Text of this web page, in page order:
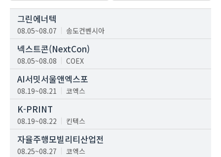
그린에너텍
08.05~08.07 송도컨벤시아
넥스트콘(NextCon)
08.05~08.08 COEX
AI서밋서울앤엑스포
08.19~08.21 코엑스
K-PRINT
08.19~08.22 킨텍스
자율주행모빌리티산업전
08.25~08.27 코엑스